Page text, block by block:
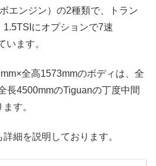
エンジン）の2種類で、トラン
にオプションで7速
います。
全高1573mmのボディは、全
長4500mmのTiguanの丁度中間
す。
細を説明しております。